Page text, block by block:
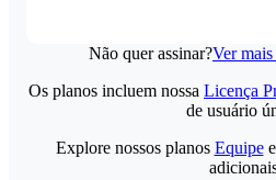
Não quer assinar?Ver
Os planos incluem nossa Licença
de usuário
Explore nossos planos Equipee